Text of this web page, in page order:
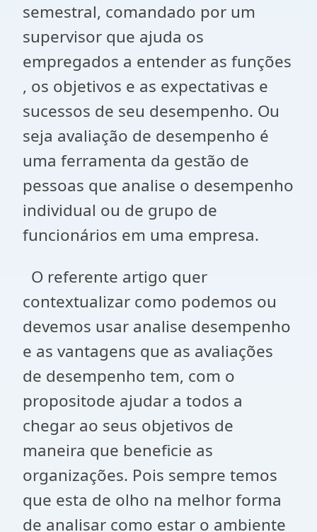
semestral, comandado por um
supervisor que ajuda os
empregados a entender as funções
, os objetivos e as expectativas e
sucessos de seu desempenho. Ou
seja avaliação de desempenho é
uma ferramenta da gestão de
pessoas que analise o desempenho
individual ou de grupo de
funcionários em uma empresa.
O referente artigo quer
contextualizar como podemos ou
devemos usar analise desempenho
e as vantagens que as avaliações
de desempenho tem, com o
propositode ajudar a todos a
chegar ao seus objetivos de
maneira que beneficie as
organizações. Pois sempre temos
que esta de olho na melhor forma
de analisar como estar o ambiente